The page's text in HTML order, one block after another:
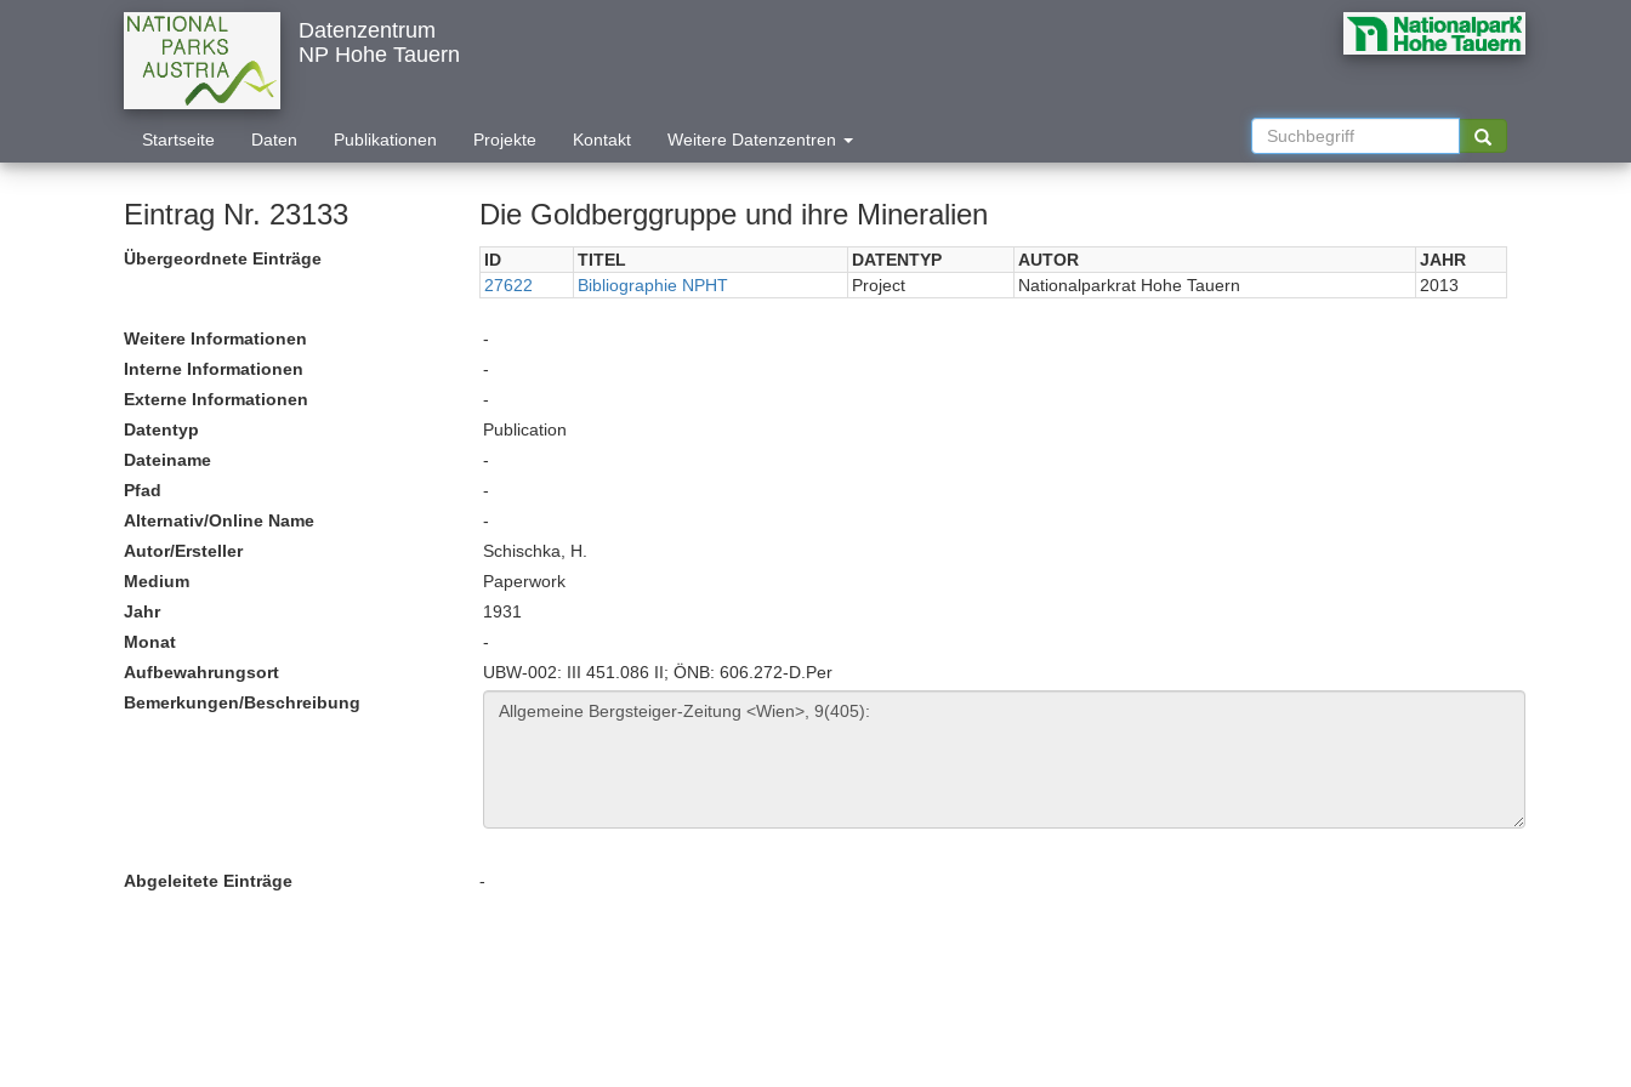
Datenzentrum
NP Hohe Tauern
Startseite Daten Publikationen Projekte Kontakt Weitere Datenzentren
Eintrag Nr. 23133 Die Goldberggruppe und ihre Mineralien
Übergeordnete Einträge ID TITEL DATENTYP AUTOR
JAHR
27622
Bibliographie NPHT Project Nationalparkrat Hohe Tauern 2013
Weitere Informationen
-
Interne Informationen
-
Externe Informationen
-
Datentyp
Publication
Dateiname
-
Pfad
-
Alternativ/Online Name
-
Autor/Ersteller
Schischka, H.
Medium
Paperwork
Jahr
1931
Monat
-
Aufbewahrungsort
UBW-002: III 451.086 II; ÖNB: 606.272-D.Per
Bemerkungen/Beschreibung
Abgeleitete Einträge -